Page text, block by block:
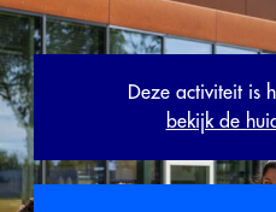
Deze activiteit is
bekijk de